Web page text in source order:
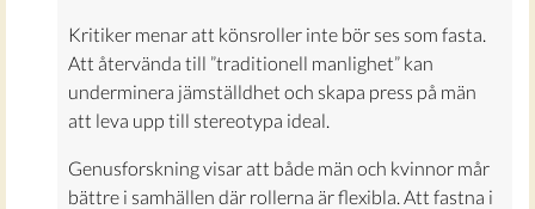
Kritiker menar att könsroller inte bör ses som fasta.
Att återvända till ”traditionell manlighet” kan
underminera jämställdhet och skapa press på män
att leva upp till stereotypa ideal.
Genusforskning visar att både män och kvinnor mår
bättre i samhällen där rollerna är flexibla. Att fastna i